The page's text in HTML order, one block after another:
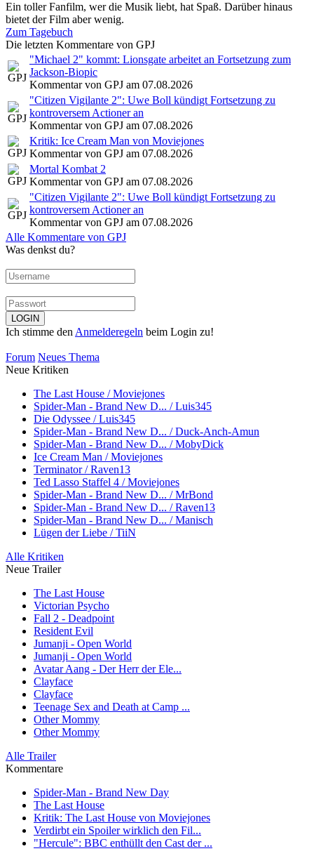
Ein toller Fanfilm, wer die Musik liebt, hat Spaß. Darüber hinaus
bietet der Film aber wenig.
Zum Tagebuch
Die letzten Kommentare von GPJ
"Michael 2" kommt: Lionsgate arbeitet an Fortsetzung zum
Jackson-Biopic
Kommentar von GPJ am 07.08.2026
"Citizen Vigilante 2": Uwe Boll kündigt Fortsetzung zu
kontroversem Actioner an
Kommentar von GPJ am 07.08.2026
Kritik: Ice Cream Man von Moviejones
Kommentar von GPJ am 07.08.2026
Mortal Kombat 2
Kommentar von GPJ am 07.08.2026
"Citizen Vigilante 2": Uwe Boll kündigt Fortsetzung zu
kontroversem Actioner an
Kommentar von GPJ am 07.08.2026
Alle Kommentare von GPJ
Was denkst du?
Ich stimme den Anmelderegeln beim Login zu!
Forum Neues Thema
Neue Kritiken
The Last House / Moviejones
Spider-Man - Brand New D... / Luis345
Die Odyssee / Luis345
Spider-Man - Brand New D... / Duck-Anch-Amun
Spider-Man - Brand New D... / MobyDick
Ice Cream Man / Moviejones
Terminator / Raven13
Ted Lasso Staffel 4 / Moviejones
Spider-Man - Brand New D... / MrBond
Spider-Man - Brand New D... / Raven13
Spider-Man - Brand New D... / Manisch
Lügen der Liebe / TiiN
Alle Kritiken
Neue Trailer
The Last House
Victorian Psycho
Fall 2 - Deadpoint
Resident Evil
Jumanji - Open World
Jumanji - Open World
Avatar Aang - Der Herr der Ele...
Clayface
Clayface
Teenage Sex and Death at Camp ...
Other Mommy
Other Mommy
Alle Trailer
Kommentare
Spider-Man - Brand New Day
The Last House
Kritik: The Last House von Moviejones
Verdirbt ein Spoiler wirklich den Fil...
"Hercule": BBC enthüllt den Cast der ...